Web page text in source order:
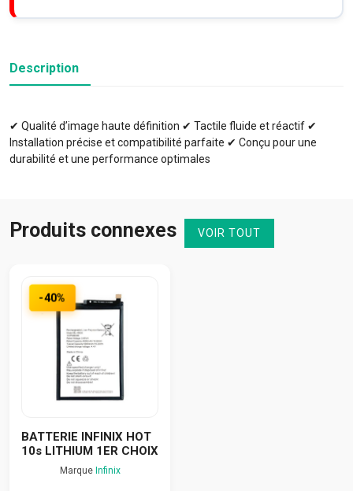
Description
✔ Qualité d’image haute définition ✔ Tactile fluide et réactif ✔
Installation précise et compatibilité parfaite ✔ Conçu pour une
durabilité et une performance optimales
Produits connexes VOIR TOUT
-40%
BATTERIE INFINIX HOT
10s LITHIUM 1ER CHOIX
Marque Infinix